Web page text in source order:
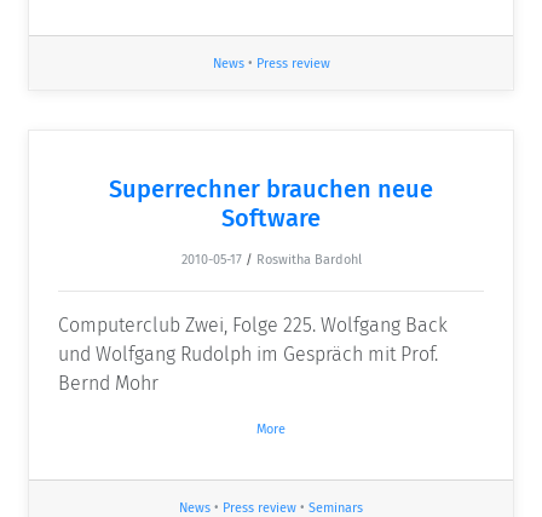
News• Press review
Superrechner brauchen neue
Software
2010-05-17 / Roswitha Bardohl
Computerclub Zwei, Folge 225. Wolfgang Back
und Wolfgang Rudolph im Gespräch mit Prof.
Bernd Mohr
More
News • Press review • Seminars